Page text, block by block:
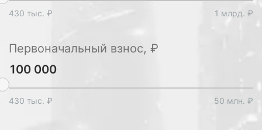
430 тыс. ₽ 1 млрд. ₽
Первоначальный взнос, ₽
430 тыс. ₽ 50 млн. ₽